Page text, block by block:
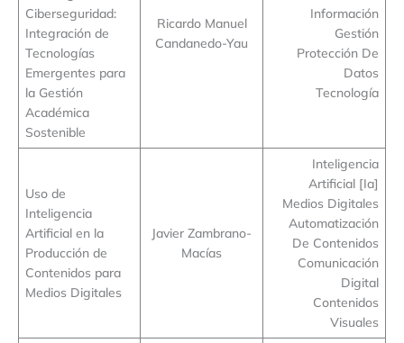
Ciberseguridad:
Integración de
Tecnologías
Emergentes para
la Gestión
Académica
Sostenible
Ricardo Manuel
Candanedo-Yau
Información
Gestión
Protección De
Datos
Tecnología
Uso de
Inteligencia
Artificial en la
Producción de
Contenidos para
Medios Digitales
Javier Zambrano-
Macías
Inteligencia
Artificial [Ia]
Medios Digitales
Automatización
De Contenidos
Comunicación
Digital
Contenidos
Visuales